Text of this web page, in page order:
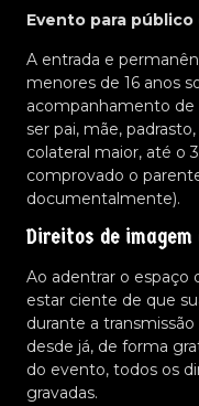
Evento para
A entrada e
menores de 16 anos
acompanhamento de
ser pai, mãe,
colateral maior, até o
comprovado o
documentalmente).
Direitos de
Ao adentrar o espaço
estar ciente de que
durante a
desde já, de forma
do evento, todos os
gravadas.